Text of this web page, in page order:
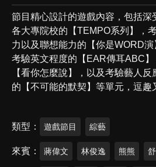
節目精心設計的遊戲內容，包括深
各大專院校的【TEMPO系列】，
力以及聯想能力的【你是WORD演
考驗英文程度的【EAR傳耳ABC
【看你怎麼說】，以及考驗藝人
的【不可能的默契】等單元，逗趣
類型 遊戲節目 綜藝
來賓 蔣偉文 林俊逸 熊熊